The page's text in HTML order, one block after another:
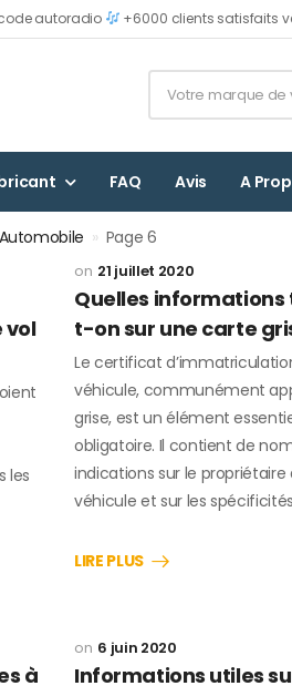
autoradio +6000 clients satisfaits
FAQ Avis A
Automobile » Page 6
vol
les
21 juillet 2020
Quelles
t-on sur une carte
Le certificat
véhicule, communément
grise, est un élément
obligatoire. Il contient de
indications sur le propriétaire
véhicule et sur les
LIRE PLUS
à
6 juin 2020
Informations utiles